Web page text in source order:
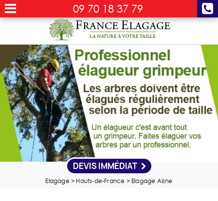
09 70 18 37 79
DEVIS IMMÉDIAT
Elagage> Hauts-de-France > Elagage Aisne